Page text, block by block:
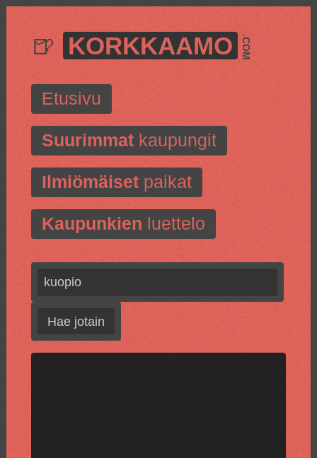
🍺 KORKKAAMO .COM
Etusivu
Suurimmatkaupungit
Ilmiömäisetpaikat
Kaupunkien luettelo
Hae jotain